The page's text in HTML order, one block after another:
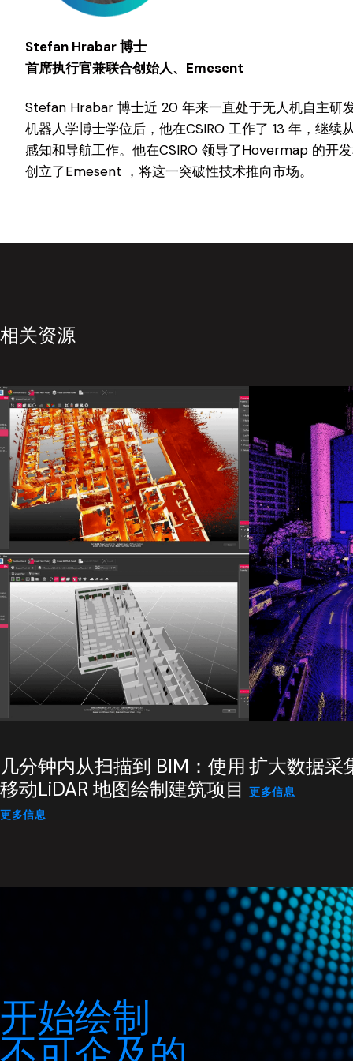
Stefan Hrabar 博士
首席执行官兼联合创始人、Emesent
Stefan Hrabar 博士近 20 年来一直处于无人机自主研
机器人学博士学位后，他在CSIRO 工作了 13 年，继续
感知和导航工作。他在CSIRO 领导了Hovermap 的开
创立了Emesent ，将这一突破性技术推向市场。
相关资源
几分钟内从扫描到 BIM：使用
移动LiDAR 地图绘制建筑项目
更多信息
扩大数据采
更多信息
开始绘制